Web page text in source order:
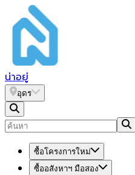
น่าอยู่
อุดร
ซื้อโครงการใหม่
ซื้ออสังหาฯ มือสอง